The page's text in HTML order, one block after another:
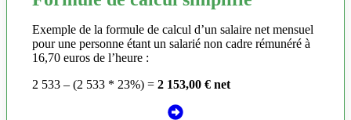
Exemple de la formule de calcul d’un salaire net mensuel
pour une personne étant un salarié non cadre rémunéré à
16,70 euros de l’heure :
2 533 – (2 533 * 23%) = 2 153,00 € net